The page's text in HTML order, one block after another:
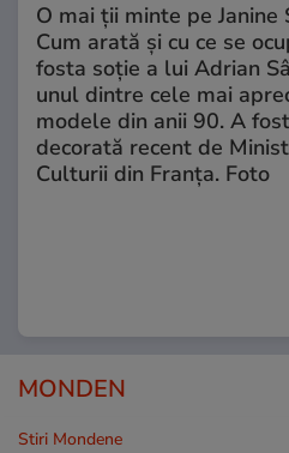
O mai ții minte pe Janine
Cum arată și cu ce se
fosta soție a lui Adrian
unul dintre cele mai
modele din anii 90. A fost
decorată recent de
Culturii din Franța. Foto
MONDEN
Stiri Mondene